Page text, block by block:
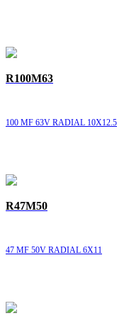
R100M63
100 MF 63V RADIAL 10X12.5
R47M50
47 MF 50V RADIAL 6X11